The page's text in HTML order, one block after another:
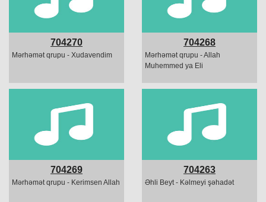
704270
Mərhəmət qrupu - Xudavendim
704268
Mərhəmət qrupu - Allah
Muhemmed ya Eli
704269
Mərhəmət qrupu - Kerimsen Allah
704263
Əhli Beyt - Kəlmeyi şəhadət